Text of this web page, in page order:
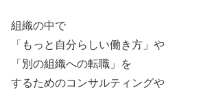
組織の中で
「もっと自分らしい働き方」や
「別の組織への転職」を
するためのコンサルティングや